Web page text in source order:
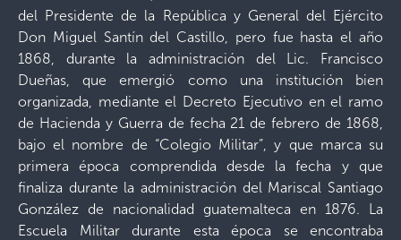
del Presidente de la República y General del Ejército
Don Miguel Santín del Castillo, pero fue hasta el año
1868, durante la administración del Lic. Francisco
Dueñas, que emergió como una institución bien
organizada, mediante el Decreto Ejecutivo en el ramo
de Hacienda y Guerra de fecha 21 de febrero de 1868,
bajo el nombre de “Colegio Militar”, y que marca su
primera época comprendida desde la fecha y que
finaliza durante la administración del Mariscal Santiago
González de nacionalidad guatemalteca en 1876. La
Escuela Militar durante esta época se encontraba